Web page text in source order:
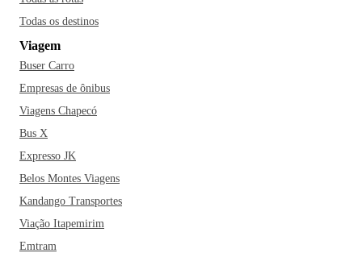
Todas os destinos
Viagem
Buser Carro
Empresas de ônibus
Viagens Chapecó
Bus X
Expresso JK
Belos Montes Viagens
Kandango Transportes
Viação Itapemirim
Emtram